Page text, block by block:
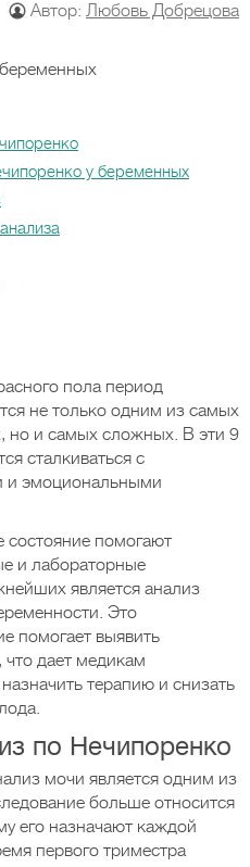
Автор: Любовь Добрецова
у беременных
пола период
не только одним из самых
но и самых сложных. В эти 9
сталкиваться с
эмоциональными
состояние помогают
и лабораторные
является анализ
Это
помогает выявить
что дает медикам
терапию и снизать
по Нечипоренко
мочи является одним из
больше относится
его назначают каждой
первого триместра